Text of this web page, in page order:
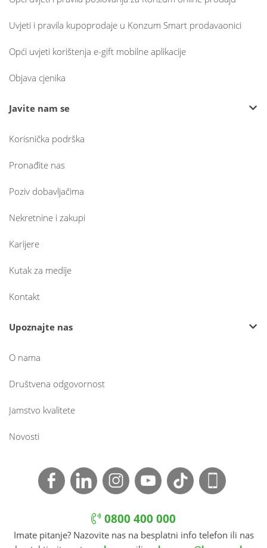
Uvjeti i pravila kupoprodaje u Konzum Smart prodavaonici
Opći uvjeti korištenja e-gift mobilne aplikacije
Objava cjenika
Javite nam se
Korisnička podrška
Pronađite nas
Poziv dobavljačima
Nekretnine i zakupi
Karijere
Kutak za medije
Kontakt
Upoznajte nas
O nama
Društvena odgovornost
Jamstvo kvalitete
Novosti
0800 400 000
Imate pitanje? Nazovite nas na besplatni info telefon ili nas